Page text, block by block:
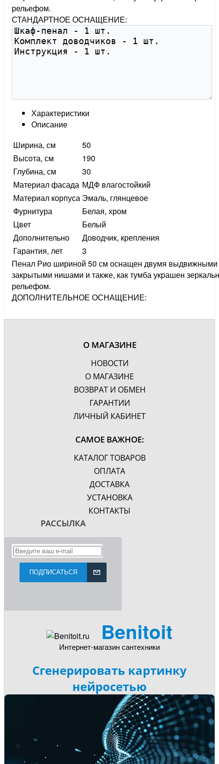
рельефом.
СТАНДАРТНОЕ ОСНАЩЕНИЕ:
Характеристики
Описание
Ширина, см
50
Высота, см
190
Глубина, см
30
Материал фасада МДФ влагостойкий
Материал корпуса Эмаль, глянцевое
Фурнитура
Белая, хром
Цвет
Белый
Дополнительно
Доводчик, крепления
Гарантия, лет
3
Пенал Рио шириной 50 см оснащен двумя
закрытыми нишами и также, как тумба украшен
рельефом.
ДОПОЛНИТЕЛЬНОЕ ОСНАЩЕНИЕ:
О МАГАЗИНЕ
НОВОСТИ
О МАГАЗИНЕ
ВОЗВРАТ И ОБМЕН
ГАРАНТИИ
ЛИЧНЫЙ КАБИНЕТ
САМОЕ ВАЖНОЕ:
КАТАЛОГ ТОВАРОВ
ОПЛАТА
ДОСТАВКА
УСТАНОВКА
КОНТАКТЫ
РАССЫЛКА
ПОДПИСАТЬСЯ
Benitoit
Интернет-магазин сантехники
Сгенерировать картинку
нейросетью